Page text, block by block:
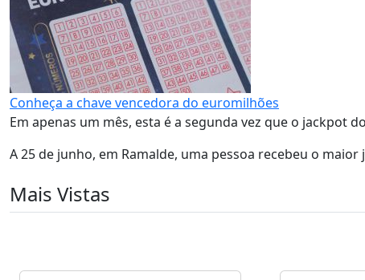
Conheça a chave vencedora do euromilhões
Em apenas um mês, esta é a segunda vez que o jackpot
A 25 de junho, em Ramalde, uma pessoa recebeu o
Mais Vistas